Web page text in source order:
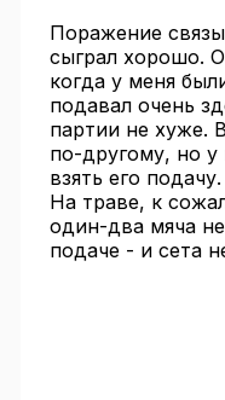
Поражение
сыграл хорошо.
когда у меня
подавал очень
партии не хуже.
по-другому, но
взять его
На траве, к
один-два мяча
подаче - и сета